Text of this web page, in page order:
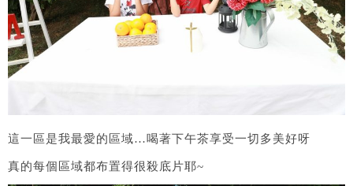
這一區是我最愛的區域…喝著下午茶享受一切多美好呀
真的每個區域都布置得很殺底片耶~